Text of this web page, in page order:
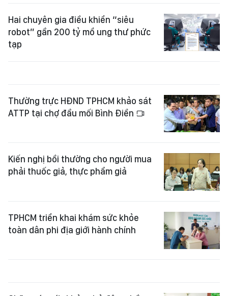
Hai chuyên gia điều khiển “siêu
robot” gần 200 tỷ mổ ung thư phức
tạp
Thường trực HĐND TPHCM khảo sát
ATTP tại chợ đầu mối Bình Điền
Kiến nghị bồi thường cho người mua
phải thuốc giả, thực phẩm giả
TPHCM triển khai khám sức khỏe
toàn dân phi địa giới hành chính